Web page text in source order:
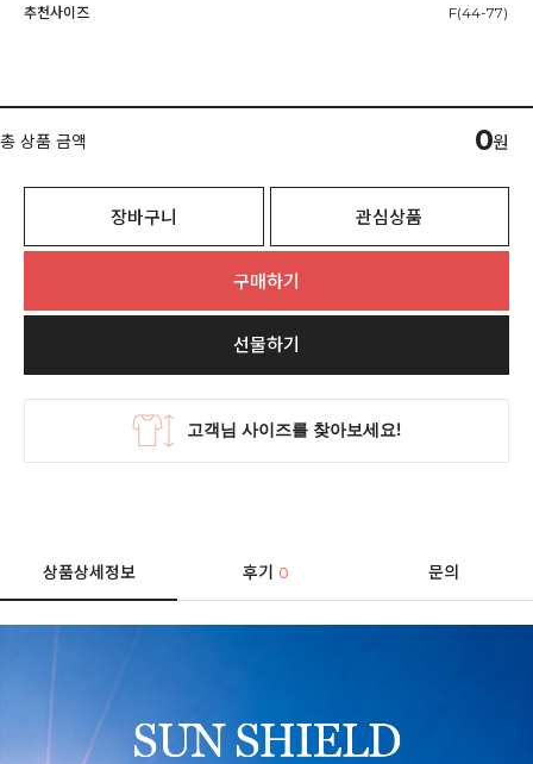
추천사이즈
F(44-77)
총 상품 금액 0원
장바구니 관심상품
구매하기
선물하기
상품상세정보 후기0 문의